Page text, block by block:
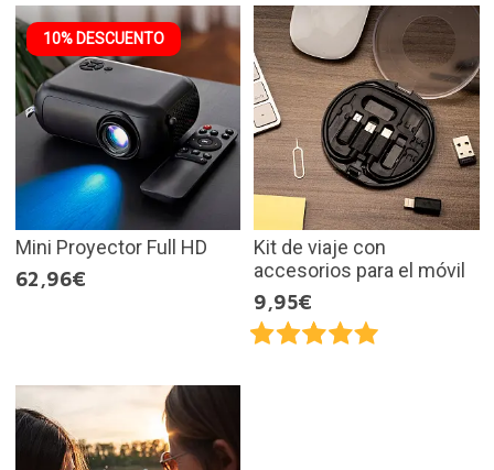
10% DESCUENTO
Mini Proyector Full HD
62,96€
Kit de viaje con
accesorios para el móvil
9,95€